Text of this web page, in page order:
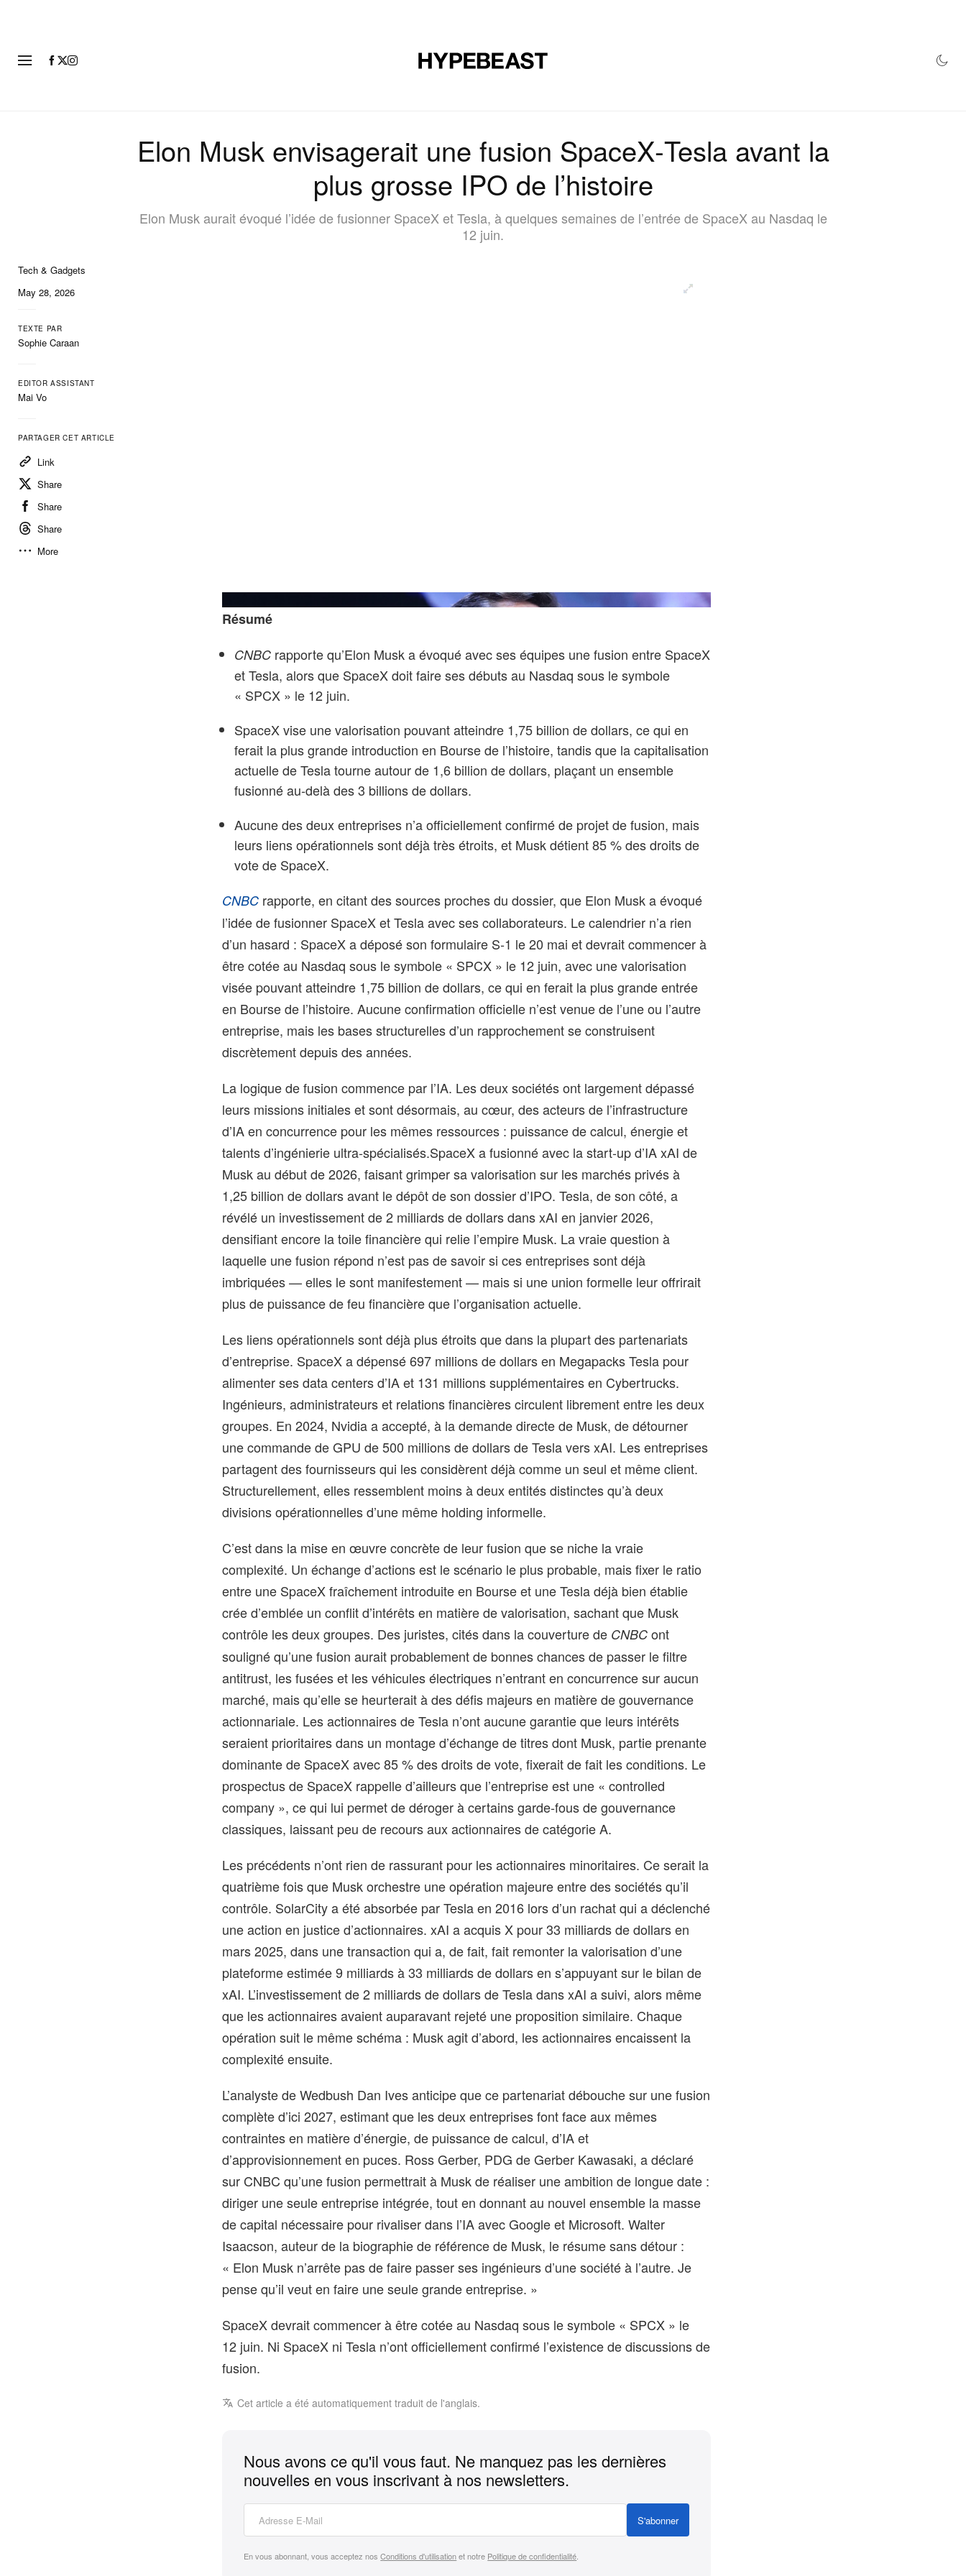
Elon Musk envisagerait une fusion SpaceX‑Tesla avant la
plus grosse IPO de l’histoire
Elon Musk aurait évoqué l’idée de fusionner SpaceX et Tesla, à quelques semaines de l’entrée de SpaceX au Nasdaq le
12 juin.
Tech & Gadgets
May 28, 2026
TEXTE PAR
Sophie Caraan
EDITOR ASSISTANT
Mai Vo
PARTAGER CET ARTICLE
Link
Share
Share
Share
More
Marc Piasecki/Getty Images
Résumé
CNBC rapporte qu’Elon Musk a évoqué avec ses équipes une fusion entre SpaceX
et Tesla, alors que SpaceX doit faire ses débuts au Nasdaq sous le symbole
« SPCX » le 12 juin.
SpaceX vise une valorisation pouvant atteindre 1,75 billion de dollars, ce qui en
ferait la plus grande introduction en Bourse de l’histoire, tandis que la capitalisation
actuelle de Tesla tourne autour de 1,6 billion de dollars, plaçant un ensemble
fusionné au‑delà des 3 billions de dollars.
Aucune des deux entreprises n’a officiellement confirmé de projet de fusion, mais
leurs liens opérationnels sont déjà très étroits, et Musk détient 85 % des droits de
vote de SpaceX.
CNBC rapporte, en citant des sources proches du dossier, que Elon Muska évoqué
l’idée de fusionner SpaceXetTeslaavec ses collaborateurs. Le calendrier n’a rien
d’un hasard : SpaceX a déposé son formulaire S‑1 le 20 mai et devraitcommencer à
être cotée au Nasdaq sous le symbole « SPCX » le 12 juin, avec une valorisation
visée pouvant atteindre 1,75 billion de dollars, ce qui en ferait la plus grande entrée
en Bourse de l’histoire. Aucune confirmation officielle n’est venue de l’une ou l’autre
entreprise, mais les bases structurelles d’un rapprochement se construisent
discrètement depuis des années.
La logique de fusion commence par l’IA. Les deux sociétés ont largement dépassé
leurs missions initiales et sont désormais, au cœur, des acteurs de l’infrastructure
d’IA en concurrence pour les mêmes ressources : puissance de calcul, énergie et
talents d’ingénierie ultra‑spécialisés.SpaceX a fusionné avec la start‑up d’IA xAI de
Muskau début de 2026, faisant grimper sa valorisation sur les marchés privés à
1,25 billion de dollars avant le dépôt de son dossier d’IPO. Tesla, de son côté, a
révélé un investissement de 2 milliards de dollars dans xAI en janvier 2026,
densifiant encore la toile financière qui relie l’empire Musk. La vraie question à
laquelle une fusion répond n’est pas de savoir si ces entreprises sont déjà
imbriquées — elles le sont manifestement — mais si une union formelle leur offrirait
plus de puissance de feu financière que l’organisation actuelle.
Les liens opérationnels sont déjà plus étroits que dans la plupart des partenariats
d’entreprise. SpaceX a dépensé 697 millions de dollars en Megapacks Tesla pour
alimenter ses data centers d’IA et 131 millions supplémentaires en Cybertrucks.
Ingénieurs, administrateurs et relations financières circulent librement entre les deux
groupes. En 2024, Nvidiaa accepté, à la demande directe de Musk, de détourner
une commande de GPU de 500 millions de dollars de Tesla vers xAI. Les entreprises
partagent des fournisseurs qui les considèrent déjà comme un seul et même client.
Structurellement, elles ressemblent moins à deux entités distinctes qu’à deux
divisions opérationnelles d’une même holding informelle.
C’est dans la mise en œuvre concrète de leur fusion que se niche la vraie
complexité. Un échange d’actions est le scénario le plus probable, mais fixer le ratio
entre une SpaceX fraîchement introduite en Bourse et une Tesla déjà bien établie
crée d’emblée un conflit d’intérêts en matière de valorisation, sachant que Musk
contrôle les deux groupes. Des juristes, cités dans la couverture de CNBC ont
souligné qu’une fusion aurait probablement de bonnes chances de passer le filtre
antitrust, les fusées et les véhicules électriques n’entrant en concurrence sur aucun
marché, mais qu’elle se heurterait à des défis majeurs en matière de gouvernance
actionnariale. Les actionnaires de Tesla n’ont aucune garantie que leurs intérêts
seraient prioritaires dans un montage d’échange de titres dont Musk, partie prenante
dominante de SpaceX avec 85 % des droits de vote, fixerait de fait les conditions. Le
prospectus de SpaceX rappelle d’ailleurs que l’entreprise est une « controlled
company », ce qui lui permet de déroger à certains garde‑fous de gouvernance
classiques, laissant peu de recours aux actionnaires de catégorie A.
Les précédents n’ont rien de rassurant pour les actionnaires minoritaires. Ce serait la
quatrième fois que Musk orchestre une opération majeure entre des sociétés qu’il
contrôle. SolarCity a été absorbée par Tesla en 2016 lors d’un rachat qui a déclenché
une action en justice d’actionnaires. xAI a acquis X pour 33 milliards de dollars en
mars 2025, dans une transaction qui a, de fait, fait remonter la valorisation d’une
plateforme estimée 9 milliards à 33 milliards de dollars en s’appuyant sur le bilan de
xAI. L’investissement de 2 milliards de dollars de Tesla dans xAI a suivi, alors même
que les actionnaires avaient auparavant rejeté une proposition similaire. Chaque
opération suit le même schéma : Musk agit d’abord, les actionnaires encaissent la
complexité ensuite.
L’analyste de Wedbush Dan Ives anticipe que ce partenariat débouche sur une fusion
complète d’ici 2027, estimant que les deux entreprises font face aux mêmes
contraintes en matière d’énergie, de puissance de calcul, d’IA et
d’approvisionnement en puces. Ross Gerber, PDG de Gerber Kawasaki, a déclaré
sur CNBC qu’une fusion permettrait à Musk de réaliser une ambition de longue date :
diriger une seule entreprise intégrée, tout en donnant au nouvel ensemble la masse
de capital nécessaire pour rivaliser dans l’IA avec Google et Microsoft. Walter
Isaacson, auteur de la biographie de référence de Musk, le résume sans détour :
« Elon Musk n’arrête pas de faire passer ses ingénieurs d’une société à l’autre. Je
pense qu’il veut en faire une seule grande entreprise. »
SpaceX devrait commencer à être cotée au Nasdaq sous le symbole « SPCX » le
12 juin. Ni SpaceX ni Tesla n’ont officiellement confirmé l’existence de discussions de
fusion.
Cet article a été automatiquement traduit de l'anglais.
Nous avons ce qu'il vous faut. Ne manquez pas les dernières
nouvelles en vous inscrivant à nos newsletters.
S'abonner
En vous abonnant, vous acceptez nosConditions d'utilisationet notre Politique de confidentialité